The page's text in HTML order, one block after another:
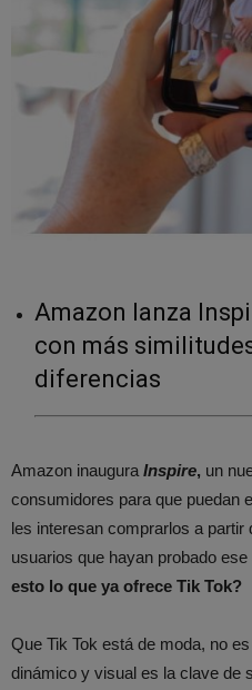
Amazon lanza
con más
diferencias
Amazon inaugura Inspire, un
consumidores para que puedan
les interesan comprarlos a partir
usuarios que hayan probado ese
esto lo que ya ofrece Tik Tok?
Que Tik Tok está de moda, no
dinámico y visual es la clave de